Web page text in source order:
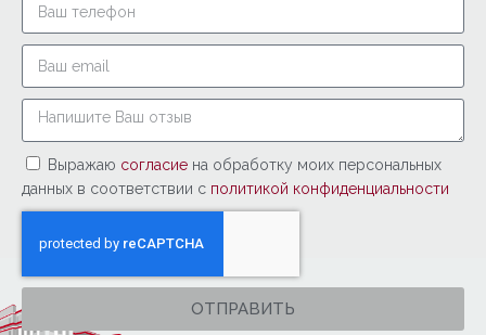
Выражаю согласие на обработку моих персональных
данных в соответствии с политикой конфиденциальности
ОТПРАВИТЬ